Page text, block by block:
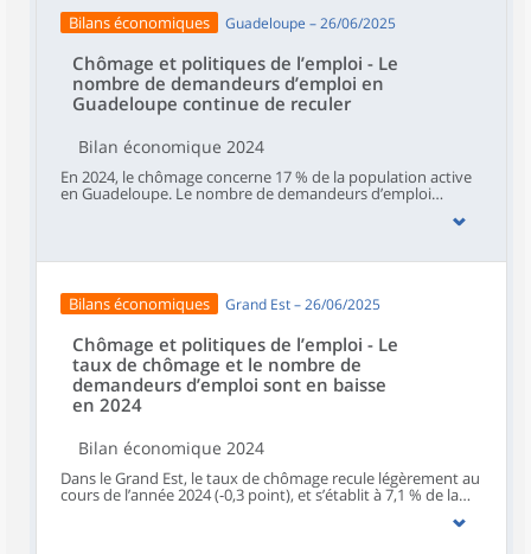
l’accompagnement des jeunes se replie. À l’inverse,
l’apprentissage continue de progresser.
Bilans économiques Guadeloupe – 26/06/2025
Chômage et politiques de l’emploi - Le
nombre de demandeurs d’emploi en
Guadeloupe continue de reculer
Bilan économique 2024
En 2024, le chômage concerne 17 % de la population active
en Guadeloupe. Le nombre de demandeurs d’emploi
poursuit sa baisse. Parmi ceux-ci, les 25-49 ans bénéficient le
plus de l’amélioration du marché du travail. Dans le même
contrats aidés ou en alternance. Les mesures
Bilans économiques
Grand Est – 26/06/2025
Chômage et politiques de l’emploi - Le
taux de chômage et le nombre de
demandeurs d’emploi sont en baisse
en 2024
Bilan économique 2024
Dans le Grand Est, le taux de chômage recule légèrement au
cours de l’année 2024 (-0,3 point), et s’établit à 7,1 % de la
population active à la fin du quatrième trimestre. Au niveau
départemental, le taux de chômage varie de 6,3 % dans le